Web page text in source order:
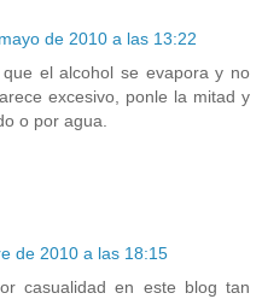
de 2010 a las 13:22
el alcohol se evapora y no
excesivo, ponle la mitad y
o por agua.
de 2010 a las 18:15
casualidad en este blog tan